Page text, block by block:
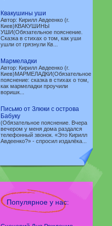
Квакушины уши
Автор: Кирилл Авдеенко (г.
Киев)КВАКУШИНЫ
УШИ(Обязательное пояснение.
Сказка в стихах о том, как уши
ушли от грязнули Кв...
Мармеладки
Автор: Кирилл Авдеенко (г.
Киев)МАРМЕЛАДКИ(Обязательное
пояснение: сказка в стихах о том,
как мармеладки проучили
воришк...
Письмо от Злюки с острова
Бабуку
(Обязательное пояснение. Вчера
вечером у меня дома раздался
телефонный звонок. «Это Кирилл
Авдеенко?» - cпросил издалёка...
Популярное у нас: